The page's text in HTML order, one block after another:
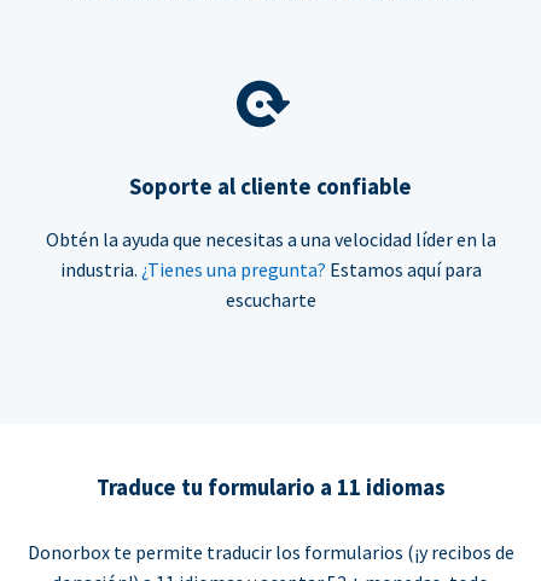
Soporte al cliente confiable
Obtén la ayuda que necesitas a una velocidad líder en la
industria. ¿Tienes una pregunta? Estamos aquí para
escucharte
Traduce tu formulario a 11 idiomas
Donorbox te permite traducir los formularios (¡y recibos de